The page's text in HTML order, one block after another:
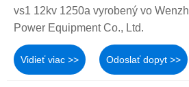
vs1 12kv 1250a vyrobený vo
Power Equipment Co., Ltd.
Vidieť viac >> Odoslať dopyt >>